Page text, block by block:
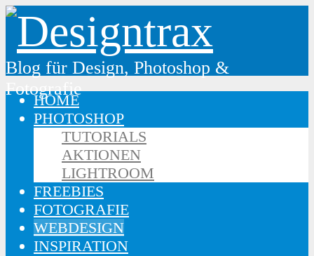
Blog für Design, Photoshop &
Fotografie
HOME
PHOTOSHOP
TUTORIALS
AKTIONEN
LIGHTROOM
FREEBIES
FOTOGRAFIE
WEBDESIGN
INSPIRATION